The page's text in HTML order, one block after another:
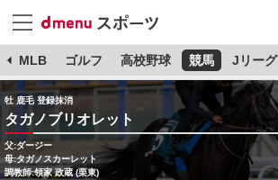
MLB ゴルフ 高校野球 競馬 Jリーグ
牡 鹿毛 登録抹消
タガノブリオレット
父:ダージー
母:タガノスカーレット
調教師:領家 政蔵 (栗東)